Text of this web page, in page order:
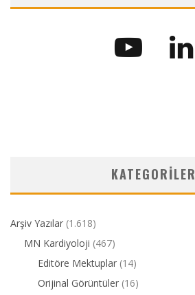
KATEGORILER
Arşiv Yazılar (1.618)
MN Kardiyoloji (467)
Editöre Mektuplar (14)
Orijinal Görüntüler (16)